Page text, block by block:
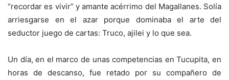
“recordar es vivir” y amante acérrimo del Magallanes. Solía
arriesgarse en el azar porque dominaba el arte del
seductor juego de cartas: Truco, ajilei y lo que sea.
Un día, en el marco de unas competencias en Tucupita, en
horas de descanso, fue retado por su compañero de